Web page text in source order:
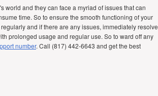
world and they can face a myriad of issues that can
time. So to ensure the smooth functioning of your
and if there are any issues, immediately resolve
prolonged usage and regular use. So to ward off any
number. Call (817) 442-6643 and get the best